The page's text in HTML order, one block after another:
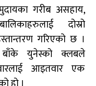
गरीब असहाय,
दोस्रो
गरिएको छ ।
बाँके युनेस्को क्लबले
आइतवार एक